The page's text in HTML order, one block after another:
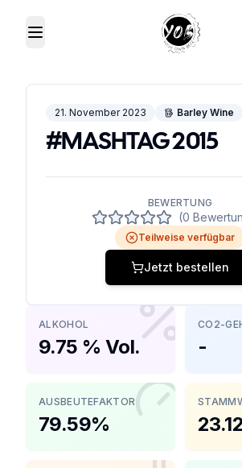
Toggle Menu Your Own
21. November 2023 Barley Wine
#MASHTAG 2015
BEWERTUNG
(0
Teilweise verfügbar
Jetzt bestellen
ALKOHOL
9.75 % Vol.
CO2-
-
AUSBEUTEFAKTOR
79.59%